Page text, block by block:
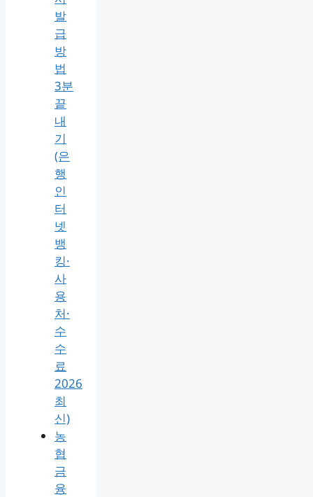
발
급
방
법
3분
끝
내
기
(은
행
인
터
넷
뱅
킹·
사
용
처·
수
수
료
2026
최
신)
농
협
금
융